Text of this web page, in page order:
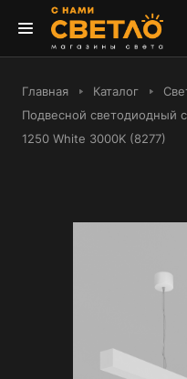
Главная Каталог
Подвесной светодиодный
1250 White 3000K (8277)